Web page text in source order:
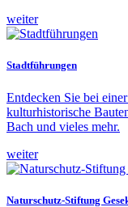
weiter
Stadtführungen
Entdecken Sie bei
kulturhistorische
Bach und vieles mehr.
weiter
Naturschutz-Stiftung